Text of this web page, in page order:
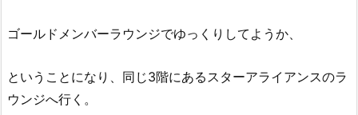
ゴールドメンバーラウンジでゆっくりしてようか、
ということになり、同じ3階にあるスターアライアンスのラ
ウンジへ行く。